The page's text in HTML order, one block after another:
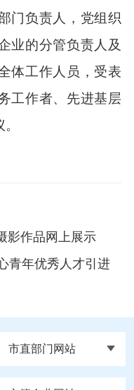
门负责人，党组织
业的分管负责人及
体工作人员，受表
工作者、先进基层
影作品网上展示
青年优秀人才引进
市直部门网站